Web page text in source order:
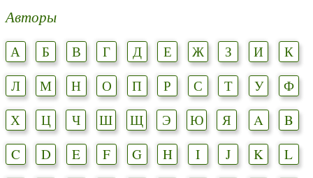
Авторы
А Б В Г Д Е Ж З И
К
Л
М Н О П Р С Т У
Ф
Х
Ц Ч Ш Щ Э Ю Я A
B
C
D E F G H I J K
L